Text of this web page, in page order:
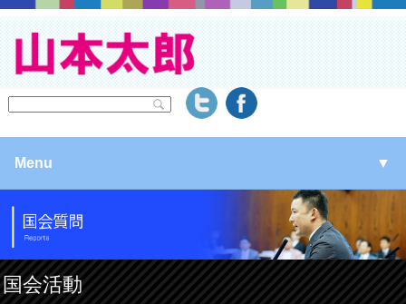
Menu ▼
▼
▼
▼
国会活動